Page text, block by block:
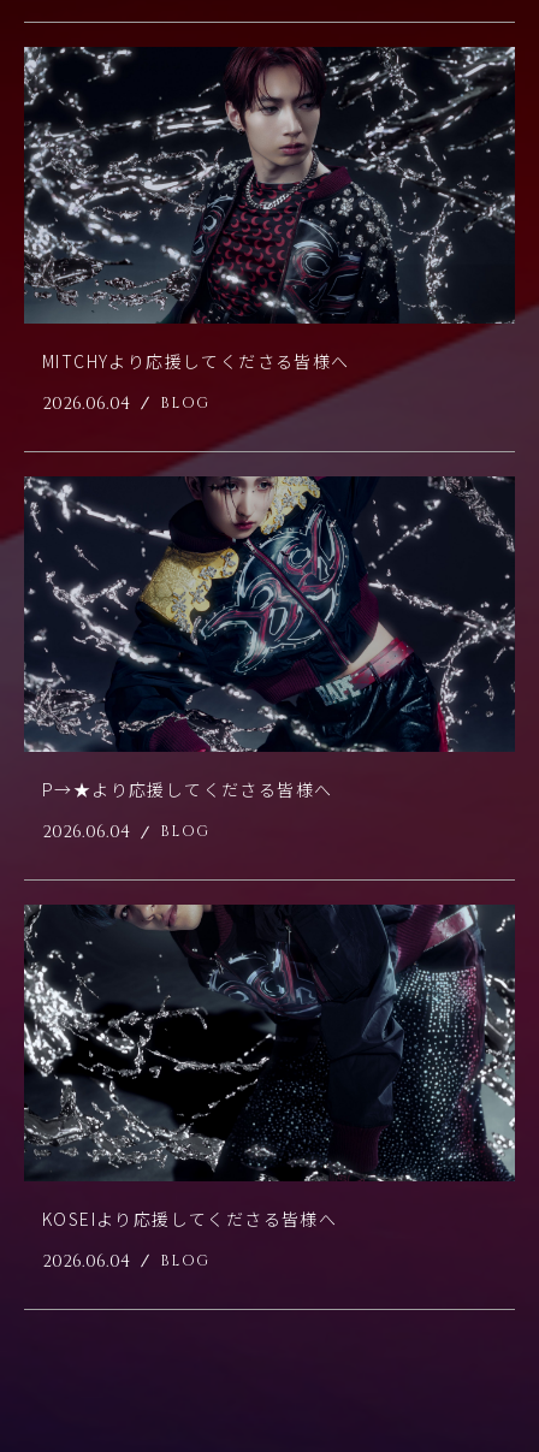
MITCHYより応援してくださる皆様へ
2026.06.04 BLOG
P→★より応援してくださる皆様へ
2026.06.04 BLOG
KOSEIより応援してくださる皆様へ
2026.06.04 BLOG